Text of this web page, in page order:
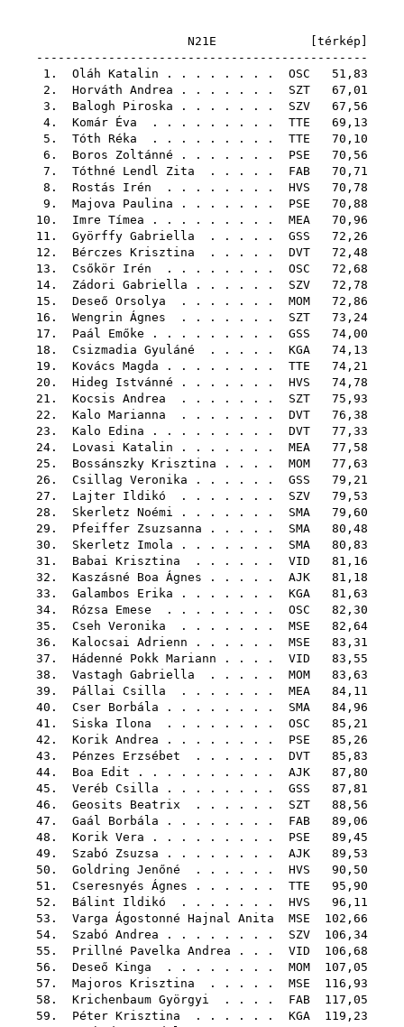
N21E [ térkép
----------------------------------------------
1. Oláh Katalin . . . . . . . . OSC 51,83
2. Horváth Andrea . . . . . . . SZT 67,01
3. Balogh Piroska . . . . . . . SZV 67,56
4. Komár Éva . . . . . . . . . TTE 69,13
5. Tóth Réka . . . . . . . . . TTE 70,10
6. Boros Zoltánné . . . . . . . PSE 70,56
7. Tóthné Lendl Zita . . . . . FAB 70,71
8. Rostás Irén . . . . . . . . HVS 70,78
9. Majova Paulina . . . . . . . PSE 70,88
10. Imre Tímea . . . . . . . . . MEA 70,96
11. Györffy Gabriella . . . . . GSS 72,26
12. Bérczes Krisztina . . . . . DVT 72,48
13. Csőkör Irén . . . . . . . . OSC 72,68
14. Zádori Gabriella . . . . . . SZV 72,78
15. Deseő Orsolya . . . . . . . MOM 72,86
16. Wengrin Ágnes . . . . . . . SZT 73,24
17. Paál Emőke . . . . . . . . . GSS 74,00
18. Csizmadia Gyuláné . . . . . KGA 74,13
19. Kovács Magda . . . . . . . . TTE 74,21
20. Hideg Istvánné . . . . . . . HVS 74,78
21. Kocsis Andrea . . . . . . . SZT 75,93
22. Kalo Marianna . . . . . . . DVT 76,38
23. Kalo Edina . . . . . . . . . DVT 77,33
24. Lovasi Katalin . . . . . . . MEA 77,58
25. Bossánszky Krisztina . . . . MOM 77,63
26. Csillag Veronika . . . . . . GSS 79,21
27. Lajter Ildikó . . . . . . . SZV 79,53
28. Skerletz Noémi . . . . . . . SMA 79,60
29. Pfeiffer Zsuzsanna . . . . . SMA 80,48
30. Skerletz Imola . . . . . . . SMA 80,83
31. Babai Krisztina . . . . . . VID 81,16
32. Kaszásné Boa Ágnes . . . . . AJK 81,18
33. Galambos Erika . . . . . . . KGA 81,63
34. Rózsa Emese . . . . . . . . OSC 82,30
35. Cseh Veronika . . . . . . . MSE 82,64
36. Kalocsai Adrienn . . . . . . MSE 83,31
37. Hádenné Pokk Mariann . . . . VID 83,55
38. Vastagh Gabriella . . . . . MOM 83,63
39. Pállai Csilla . . . . . . . MEA 84,11
40. Cser Borbála . . . . . . . . SMA 84,96
41. Siska Ilona . . . . . . . . OSC 85,21
42. Korik Andrea . . . . . . . . PSE 85,26
43. Pénzes Erzsébet . . . . . . DVT 85,83
44. Boa Edit . . . . . . . . . . AJK 87,80
45. Veréb Csilla . . . . . . . . GSS 87,81
46. Geosits Beatrix . . . . . . SZT 88,56
47. Gaál Borbála . . . . . . . . FAB 89,06
48. Korik Vera . . . . . . . . . PSE 89,45
49. Szabó Zsuzsa . . . . . . . . AJK 89,53
50. Goldring Jenőné . . . . . . HVS 90,50
51. Cseresnyés Ágnes . . . . . . TTE 95,90
52. Bálint Ildikó . . . . . . . HVS 96,11
53. Varga Ágostonné Hajnal Anita MSE 102,66
54. Szabó Andrea . . . . . . . . SZV 106,34
55. Prillné Pavelka Andrea . . . VID 106,68
56. Deseő Kinga . . . . . . . . MOM 107,05
57. Majoros Krisztina . . . . . MSE 116,93
58. Krichenbaum Györgyi . . . . FAB 117,05
59. Péter Krisztina . . . . . . KGA 119,23